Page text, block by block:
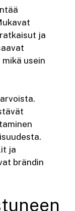
ja
usein
ja
brändin